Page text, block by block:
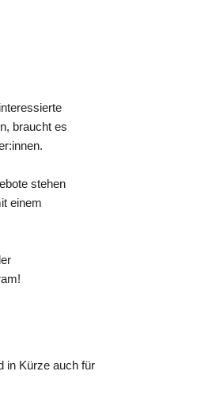
braucht es
stehen
einem
in Kürze auch für